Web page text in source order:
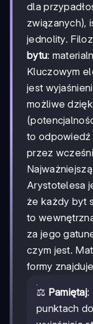
dla
związanych),
jednolity.
bytu:
Kluczowym
jest
możliwe
to odpowiedź
przez
Arystotelesa
że każdy byt
to
za jego
czym jest.
formy
⚖️ Pamiętaj:
punktach